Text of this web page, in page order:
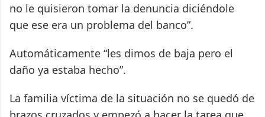
no le quisieron tomar la denuncia diciéndole
que ese era un problema del banco”.
Automáticamente “les dimos de baja pero el
daño ya estaba hecho”.
La familia víctima de la situación no se quedó de